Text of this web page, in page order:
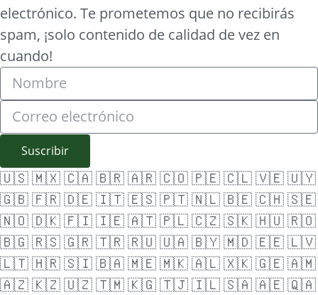
electrónico. Te prometemos que no recibirás
spam, ¡solo contenido de calidad de vez en
cuando!
Suscribir
🇺🇸🇲🇽🇨🇦🇧🇷🇦🇷🇨🇴🇵🇪🇨🇱🇻🇪🇺🇾
🇬🇧🇫🇷🇩🇪🇮🇹🇪🇸🇵🇹🇳🇱🇧🇪🇨🇭🇸🇪
🇳🇴🇩🇰🇫🇮🇮🇪🇦🇹🇵🇱🇨🇿🇸🇰🇭🇺🇷🇴
🇧🇬🇷🇸🇬🇷🇹🇷🇷🇺🇺🇦🇧🇾🇲🇩🇪🇪🇱🇻
🇱🇹🇭🇷🇸🇮🇧🇦🇲🇪🇲🇰🇦🇱🇽🇰🇬🇪🇦🇲
🇦🇿🇰🇿🇺🇿🇹🇲🇰🇬🇹🇯🇮🇱🇸🇦🇦🇪🇶🇦